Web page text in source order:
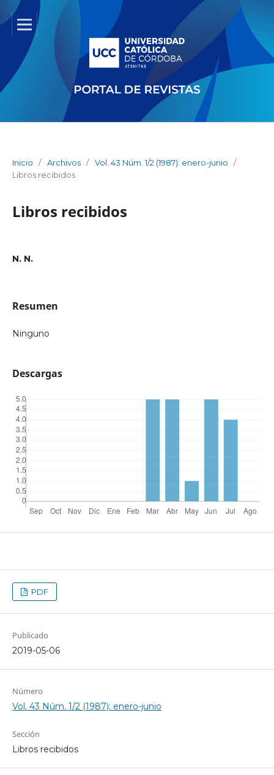
Inicio / Archivos / Vol. 43 Núm. 1/2 (1987): enero-junio
/
Libros recibidos
Libros recibidos
N. N.
Resumen
Ninguno
Descargas
PDF
Publicado
2019-05-06
Número
Vol. 43 Núm. 1/2 (1987): enero-junio
Sección
Libros recibidos